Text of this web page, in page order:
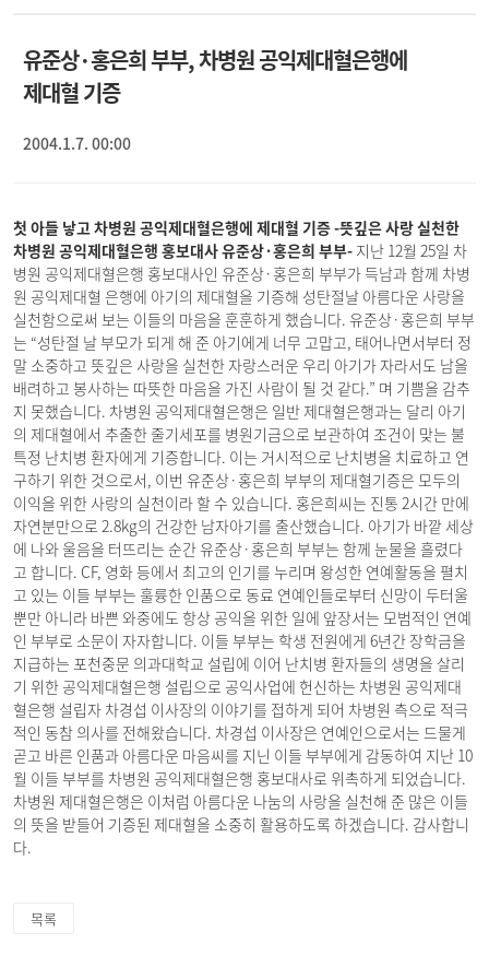
유준상·홍은희 부부, 차병원 공익제대혈은행에
제대혈 기증
2004.1.7. 00:00
첫 아들 낳고 차병원 공익제대혈은행에 제대혈 기증 -뜻깊은 사랑 실천한
차병원 공익제대혈은행 홍보대사 유준상·홍은희 부부- 지난 12월 25일 차
병원 공익제대혈은행 홍보대사인 유준상·홍은희 부부가 득남과 함께 차병
원 공익제대혈 은행에 아기의 제대혈을 기증해 성탄절날 아름다운 사랑을
실천함으로써 보는 이들의 마음을 훈훈하게 했습니다. 유준상·홍은희 부부
는 “성탄절 날 부모가 되게 해 준 아기에게 너무 고맙고, 태어나면서부터 정
말 소중하고 뜻깊은 사랑을 실천한 자랑스러운 우리 아기가 자라서도 남을
배려하고 봉사하는 따뜻한 마음을 가진 사람이 될 것 같다.” 며 기쁨을 감추
지 못했습니다. 차병원 공익제대혈은행은 일반 제대혈은행과는 달리 아기
의 제대혈에서 추출한 줄기세포를 병원기금으로 보관하여 조건이 맞는 불
특정 난치병 환자에게 기증합니다. 이는 거시적으로 난치병을 치료하고 연
구하기 위한 것으로서, 이번 유준상·홍은희 부부의 제대혈기증은 모두의
이익을 위한 사랑의 실천이라 할 수 있습니다. 홍은희씨는 진통 2시간 만에
자연분만으로 2.8kg의 건강한 남자아기를 출산했습니다. 아기가 바깥 세상
에 나와 울음을 터뜨리는 순간 유준상·홍은희 부부는 함께 눈물을 흘렸다
고 합니다. CF, 영화 등에서 최고의 인기를 누리며 왕성한 연예활동을 펼치
고 있는 이들 부부는 훌륭한 인품으로 동료 연예인들로부터 신망이 두터울
뿐만 아니라 바쁜 와중에도 항상 공익을 위한 일에 앞장서는 모범적인 연예
인 부부로 소문이 자자합니다. 이들 부부는 학생 전원에게 6년간 장학금을
지급하는 포천중문 의과대학교 설립에 이어 난치병 환자들의 생명을 살리
기 위한 공익제대혈은행 설립으로 공익사업에 헌신하는 차병원 공익제대
혈은행 설립자 차경섭 이사장의 이야기를 접하게 되어 차병원 측으로 적극
적인 동참 의사를 전해왔습니다. 차경섭 이사장은 연예인으로서는 드물게
곧고 바른 인품과 아름다운 마음씨를 지닌 이들 부부에게 감동하여 지난 10
월 이들 부부를 차병원 공익제대혈은행 홍보대사로 위촉하게 되었습니다.
차병원 제대혈은행은 이처럼 아름다운 나눔의 사랑을 실천해 준 많은 이들
의 뜻을 받들어 기증된 제대혈을 소중히 활용하도록 하겠습니다. 감사합니
다.
목록